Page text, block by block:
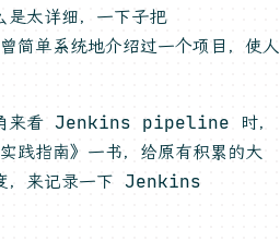
是太详细，一下子把
单系统地介绍过一个项目，使人
角来看 Jenkins pipeline 时，
指南》一书，给原有积累的大
，来记录一下 Jenkins